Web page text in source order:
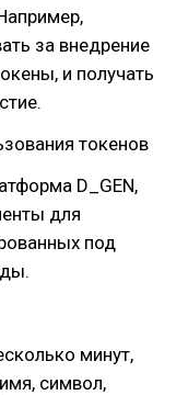
за внедрение
и получать
токенов
D_GEN,
для
под
минут,
символ,